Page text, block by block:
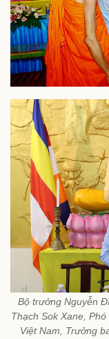
Bộ trưởng Nguyễn
Thạch Sok Xane,
Việt Nam, Trưởng